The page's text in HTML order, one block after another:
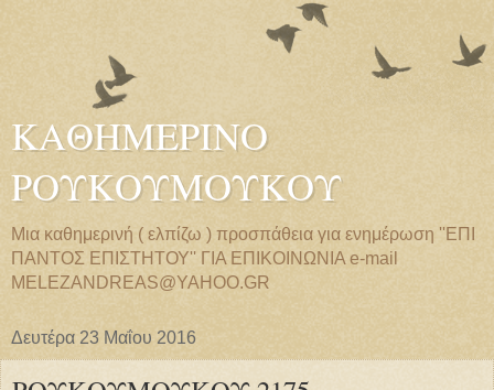
ΚΑΘΗΜΕΡΙΝΟ
ΡΟΥΚΟΥΜΟΥΚΟΥ
Μια καθημερινή ( ελπίζω ) προσπάθεια για ενημέρωση ''ΕΠΙ
ΠΑΝΤΟΣ ΕΠΙΣΤΗΤΟΥ'' ΓΙΑ ΕΠΙΚΟΙΝΩΝΙΑ e-mail
MELEZANDREAS@YAHOO.GR
Δευτέρα 23 Μαΐου 2016